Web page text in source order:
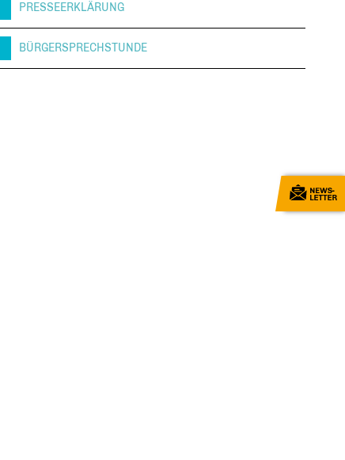
PRESSEERKLÄRUNG
BÜRGERSPRECHSTUNDE